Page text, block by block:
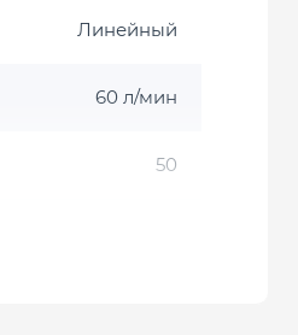
Линейный
60 л/мин
50